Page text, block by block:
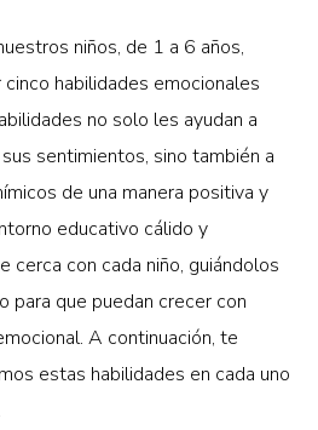
niños, de 1 a 6 años,
habilidades emocionales
no solo les ayudan a
sentimientos, sino también a
de una manera positiva y
educativo cálido y
cerca con cada niño, guiándolos
para que puedan crecer con
A continuación, te
estas habilidades en cada uno